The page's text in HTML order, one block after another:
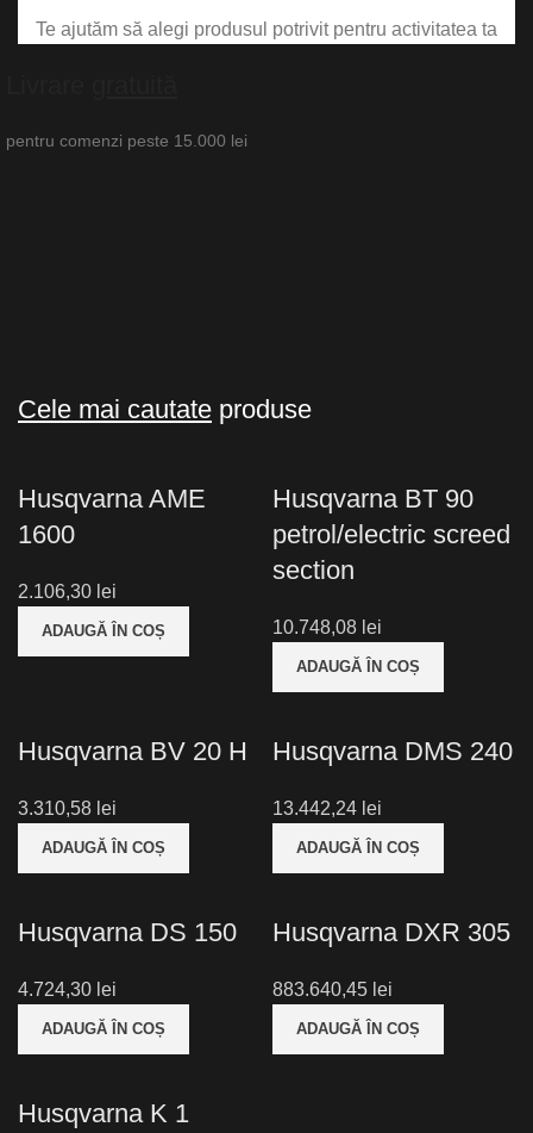
Te ajutăm să alegi produsul potrivit pentru activitatea ta
pentru comenzi peste 15.000 lei
Cele mai cautate produse
Husqvarna AME
1600
lei
ADAUGĂ ÎN COȘ
Husqvarna BT 90
petrol/electric screed
section
lei
ADAUGĂ ÎN COȘ
Husqvarna BV 20 H
lei
ADAUGĂ ÎN COȘ
Husqvarna DMS 240
lei
ADAUGĂ ÎN COȘ
Husqvarna DS 150
lei
ADAUGĂ ÎN COȘ
Husqvarna DXR 305
lei
ADAUGĂ ÎN COȘ
Husqvarna K 1